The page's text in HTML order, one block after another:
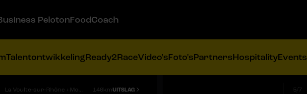
PelotonFoodCoach
TalentontwikkelingReady2RaceVideo'sFoto'sPartnersHospitalityEvents
La Voulte-sur-Rhône › Mont Ventoux 146kmUITSLAG
5/7